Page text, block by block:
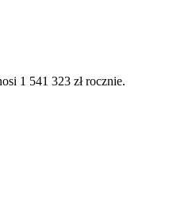
1 541 323 zł rocznie.